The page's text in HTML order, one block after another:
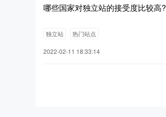
哪些国家对独立站的接受度比较高?
独立站 热门站点
2022-02-11 18:33:14